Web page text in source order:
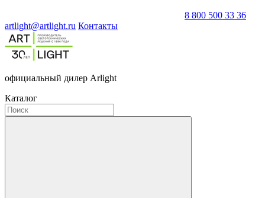
8 800 500 33 36
artlight@artlight.ru Контакты
официальный дилер Arlight
Каталог